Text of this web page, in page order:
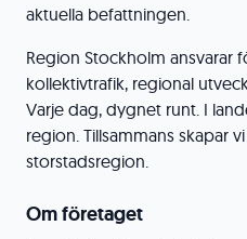
aktuella befattningen.
Region Stockholm ansvarar
kollektivtrafik, regional
Varje dag, dygnet runt. I
region. Tillsammans skapar
storstadsregion.
Om företaget